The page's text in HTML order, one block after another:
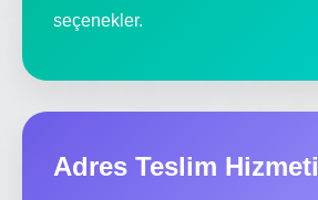
seçenekler.
Adres Teslim Hizmeti